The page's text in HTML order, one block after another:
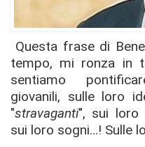
Questa frase di
tempo, mi ronza in
sentiamo
giovanili, sulle loro
"stravaganti", sui loro
sui loro sogni…! Sulle